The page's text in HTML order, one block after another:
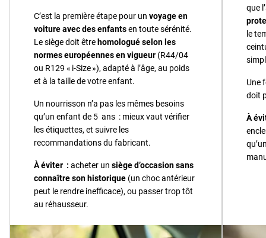
C’est la première étape pour un voyage en
voiture avec des enfantsen toute sérénité.
Le siège doit être homologué selon les
normes européennes en vigueur (R44/04
ou R129 « i-Size »), adapté à l’âge, au poids
et à la taille de votre enfant.
Un nourrisson n’a pas les mêmes besoins
qu’un enfant de 5 ans : mieux vaut vérifier
les étiquettes, et suivre les
recommandations du fabricant.
À éviter : acheter un siège d’occasion sans
connaître son historique (un choc antérieur
peut le rendre inefficace), ou passer trop tôt
au réhausseur.
que
le
Une
doit
À